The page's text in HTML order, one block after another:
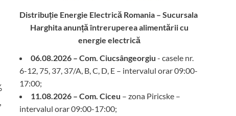
Distribuție Energie Electrică Romania – Sucursala
Harghitaanunță întreruperea alimentării cu
energie electrică
06.08.2026 – Com. Ciucsângeorgiu - casele nr.
6-12, 75, 37, 37/A, B, C, D, E – intervalul orar 09:00-
17:00;
11.08.2026 – Com. Ciceu – zona Piricske –
intervalul orar 09:00-17:00;